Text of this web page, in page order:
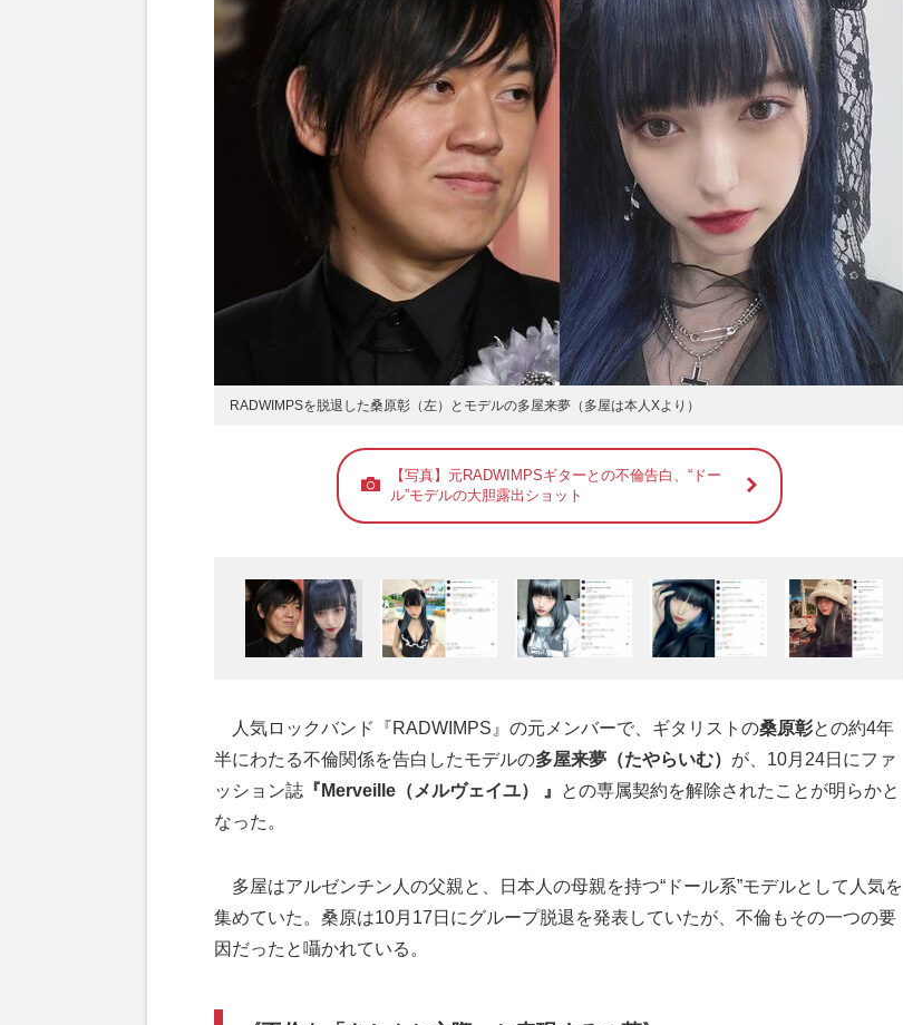
RADWIMPSを脱退した桑原彰（左）とモデルの多屋来夢（多屋は本人Xより）
【写真】元RADWIMPSギターとの不倫告白、“ドー
ル”モデルの大胆露出ショット
人気ロックバンド『RADWIMPS』の元メンバーで、ギタリストの桑原彰との約4年
半にわたる不倫関係を告白したモデルの多屋来夢（たやらいむ） が、10月24日にファ
ッション誌 『Merveille（メルヴェイユ） 』
との専属契約を解除されたことが明らかと
なった。
多屋はアルゼンチン人の父親と、日本人の母親を持つ“ドール系”モデルとして人気を
集めていた。桑原は10月17日にグループ脱退を発表していたが、不倫もその一つの要
因だったと囁かれている。